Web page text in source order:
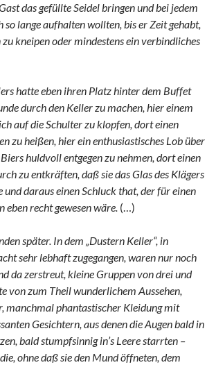
das gefüllte Seidel bringen und bei jedem
so lange aufhalten wollten, bis er Zeit gehabt,
zu kneipen oder mindestens ein verbindliches
hatte eben ihren Platz hinter dem Buffet
durch den Keller zu machen, hier einem
auf die Schulter zu klopfen, dort einen
zu heißen, hier ein enthusiastisches Lob über
huldvoll entgegen zu nehmen, dort einen
zu entkräften, daß sie das Glas des Klägers
daraus einen Schluck that, der für einen
recht gewesen wäre. (…)
später. In dem „Dustern Keller“, in
sehr lebhaft zugegangen, waren nur noch
da zerstreut, kleine Gruppen von drei und
von zum Theil wunderlichem Aussehen,
manchmal phantastischer Kleidung mit
Gesichtern, aus denen die Augen bald in
bald stumpfsinnig in’s Leere starrten –
ohne daß sie den Mund öffneten, dem